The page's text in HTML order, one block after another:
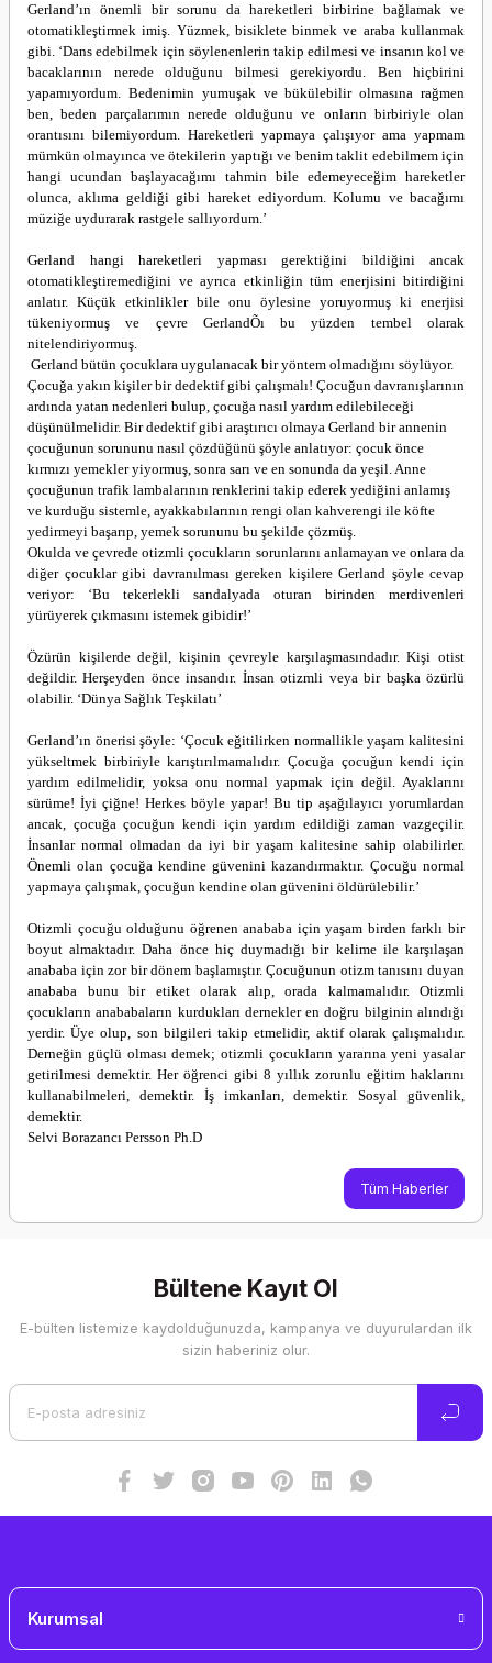
Gerland’ın önemli bir sorunu da hareketleri birbirine bağlamak ve
otomatikleştirmek imiş. Yüzmek, bisiklete binmek ve araba kullanmak
gibi. ‘Dans edebilmek için söylenenlerin takip edilmesi ve insanın kol ve
bacaklarının nerede olduğunu bilmesi gerekiyordu. Ben hiçbirini
yapamıyordum. Bedenimin yumuşak ve bükülebilir olmasına rağmen
ben, beden parçalarımın nerede olduğunu ve onların birbiriyle olan
orantısını bilemiyordum. Hareketleri yapmaya çalışıyor ama yapmam
mümkün olmayınca ve ötekilerin yaptığı ve benim taklit edebilmem için
hangi ucundan başlayacağımı tahmin bile edemeyeceğim hareketler
olunca, aklıma geldiği gibi hareket ediyordum. Kolumu ve bacağımı
müziğe uydurarak rastgele sallıyordum.’
Gerland hangi hareketleri yapması gerektiğini bildiğini ancak
otomatikleştiremediğini ve ayrıca etkinliğin tüm enerjisini bitirdiğini
anlatır. Küçük etkinlikler bile onu öylesine yoruyormuş ki enerjisi
tükeniyormuş ve çevre GerlandÕı bu yüzden tembel olarak
nitelendiriyormuş.
Gerland bütün çocuklara uygulanacak bir yöntem olmadığını söylüyor.
Çocuğa yakın kişiler bir dedektif gibi çalışmalı! Çocuğun davranışlarının
ardında yatan nedenleri bulup, çocuğa nasıl yardım edilebileceği
düşünülmelidir. Bir dedektif gibi araştırıcı olmaya Gerland bir annenin
çocuğunun sorununu nasıl çözdüğünü şöyle anlatıyor: çocuk önce
kırmızı yemekler yiyormuş, sonra sarı ve en sonunda da yeşil. Anne
çocuğunun trafik lambalarının renklerini takip ederek yediğini anlamış
ve kurduğu sistemle, ayakkabılarının rengi olan kahverengi ile köfte
yedirmeyi başarıp, yemek sorununu bu şekilde çözmüş.
Okulda ve çevrede otizmli çocukların sorunlarını anlamayan ve onlara da
diğer çocuklar gibi davranılması gereken kişilere Gerland şöyle cevap
veriyor: ‘Bu tekerlekli sandalyada oturan birinden merdivenleri
yürüyerek çıkmasını istemek gibidir!’
Özürün kişilerde değil, kişinin çevreyle karşılaşmasındadır. Kişi otist
değildir. Herşeyden önce insandır. İnsan otizmli veya bir başka özürlü
olabilir. ‘Dünya Sağlık Teşkilatı’
Gerland’ın önerisi şöyle: ‘Çocuk eğitilirken normallikle yaşam kalitesini
yükseltmek birbiriyle karıştırılmamalıdır. Çocuğa çocuğun kendi için
yardım edilmelidir, yoksa onu normal yapmak için değil. Ayaklarını
sürüme! İyi çiğne! Herkes böyle yapar! Bu tip aşağılayıcı yorumlardan
ancak, çocuğa çocuğun kendi için yardım edildiği zaman vazgeçilir.
İnsanlar normal olmadan da iyi bir yaşam kalitesine sahip olabilirler.
Önemli olan çocuğa kendine güvenini kazandırmaktır. Çocuğu normal
yapmaya çalışmak, çocuğun kendine olan güvenini öldürülebilir.’
Otizmli çocuğu olduğunu öğrenen anababa için yaşam birden farklı bir
boyut almaktadır. Daha önce hiç duymadığı bir kelime ile karşılaşan
anababa için zor bir dönem başlamıştır. Çocuğunun otizm tanısını duyan
anababa bunu bir etiket olarak alıp, orada kalmamalıdır. Otizmli
çocukların anababaların kurdukları dernekler en doğru bilginin alındığı
yerdir. Üye olup, son bilgileri takip etmelidir, aktif olarak çalışmalıdır.
Derneğin güçlü olması demek; otizmli çocukların yararına yeni yasalar
getirilmesi demektir. Her öğrenci gibi 8 yıllık zorunlu eğitim haklarını
kullanabilmeleri, demektir. İş imkanları, demektir. Sosyal güvenlik,
demektir.
Selvi Borazancı Persson Ph.D
Tüm Haberler
Bültene Kayıt Ol
E-bülten listemize kaydolduğunuzda, kampanya ve duyurulardan ilk
sizin haberiniz olur.
Kurumsal